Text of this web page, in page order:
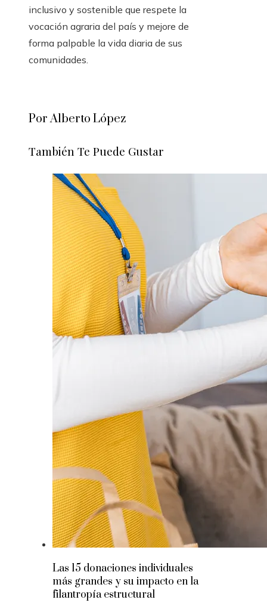
inclusivo y sostenible que respete la
vocación agraria del país y mejore de
forma palpable la vida diaria de sus
comunidades.
Por Alberto López
También Te Puede Gustar
Las 15 donaciones individuales
más grandes y su impacto en la
filantropía estructural